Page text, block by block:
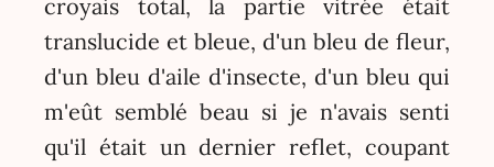
croyais total, la partie vitrée était
translucide et bleue, d'un bleu de fleur,
d'un bleu d'aile d'insecte, d'un bleu qui
m'eût semblé beau si je n'avais senti
qu'il était un dernier reflet, coupant